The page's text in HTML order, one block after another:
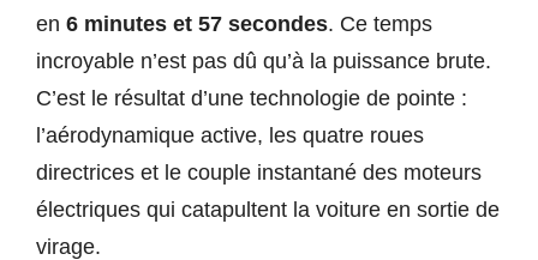
en 6 minutes et 57 secondes. Ce temps
incroyable n’est pas dû qu’à la puissance brute.
C’est le résultat d’une technologie de pointe :
l’aérodynamique active, les quatre roues
directrices et le couple instantané des moteurs
électriques qui catapultent la voiture en sortie de
virage.